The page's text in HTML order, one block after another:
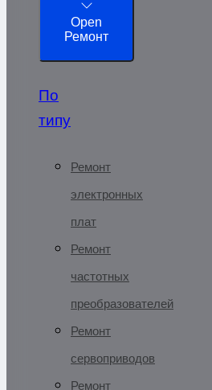
Open
Ремонт
По
типу
Ремонт
электронных
плат
Ремонт
частотных
преобразователей
Ремонт
сервоприводов
Ремонт